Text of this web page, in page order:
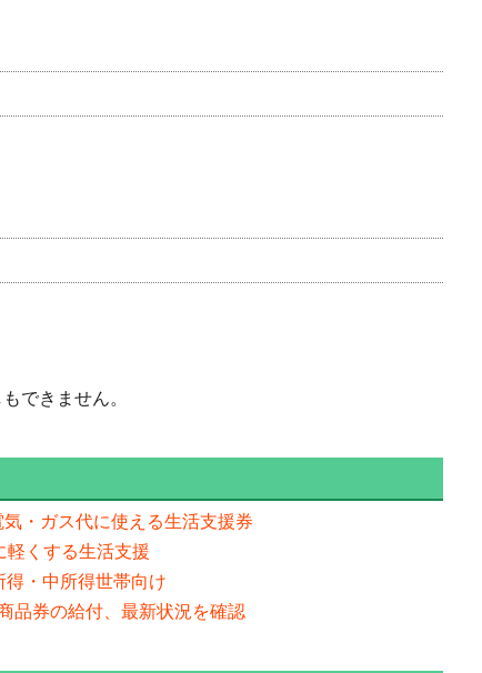
できません。
・ガス代に使える生活支援券
軽くする生活支援
得・中所得世帯向け
品券の給付、最新状況を確認